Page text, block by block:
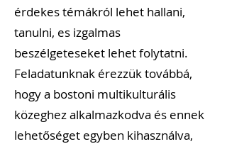
érdekes témákról lehet hallani,
tanulni, es izgalmas
beszélgeteseket lehet folytatni.
Feladatunknak érezzük továbbá,
hogy a bostoni multikulturális
közeghez alkalmazkodva és ennek
lehetőséget egyben kihasználva,